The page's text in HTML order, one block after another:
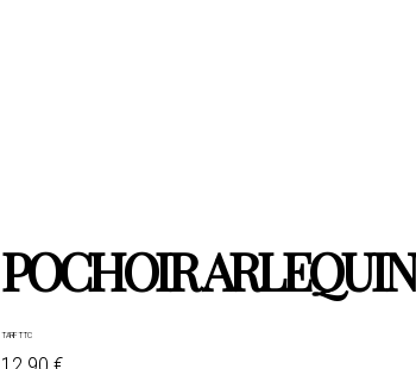
POCHOIR ARLEQUIN
TARIF TTC